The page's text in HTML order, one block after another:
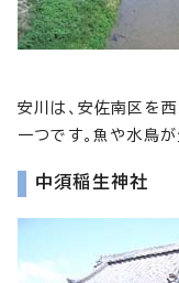
安川は、安佐南区を
一つです。魚や水鳥
中須稲生神社